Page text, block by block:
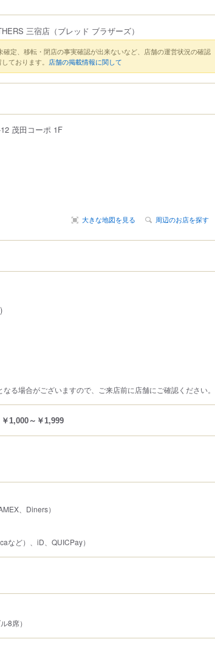
三宿店 （ブレッド ブラザーズ）
確定、移転・閉店の事実確認が出来ないなど、店舗の運営状況の確認
ております。 店舗の掲載情報に関して
茂田コーポ 1F
大きな地図を見る 周辺のお店を探す
る場合がございますので、ご来店前に店舗にご確認ください。
￥1,000～￥1,999
、Diners）
など）、iD、QUICPay）
8席）